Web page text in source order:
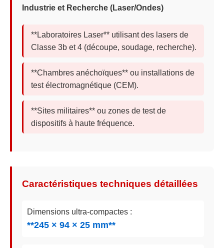
Industrie et Recherche (Laser/Ondes)
**Laboratoires Laser** utilisant des lasers de
Classe 3b et 4 (découpe, soudage, recherche).
**Chambres anéchoïques** ou installations de
test électromagnétique (CEM).
**Sites militaires** ou zones de test de
dispositifs à haute fréquence.
Caractéristiques techniques détaillées
Dimensions ultra-compactes :
**245 × 94 × 25 mm**